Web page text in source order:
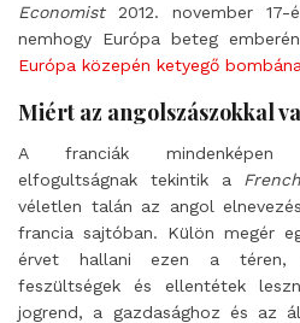
Economist2012. november 17-
nemhogy Európa beteg
Európa közepén ketyegő
Miért az angolszászokkal
A franciák mindenképen
elfogultságnak tekintik a
véletlen talán az angol
francia sajtóban. Külön megér
érvet hallani ezen a téren,
feszültségek és ellentétek
jogrend, a gazdasághoz és az